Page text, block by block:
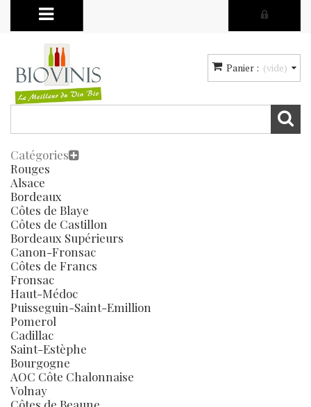
Catégories
Rouges
Alsace
Bordeaux
Côtes de Blaye
Côtes de Castillon
Bordeaux Supérieurs
Canon-Fronsac
Côtes de Francs
Fronsac
Haut-Médoc
Puisseguin-Saint-Emillion
Pomerol
Cadillac
Saint-Estèphe
Bourgogne
AOC Côte Chalonnaise
Volnay
Panier : (vide)